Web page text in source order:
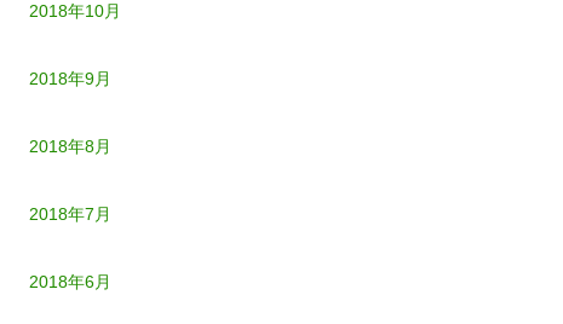
2018年10月
2018年9月
2018年8月
2018年7月
2018年6月